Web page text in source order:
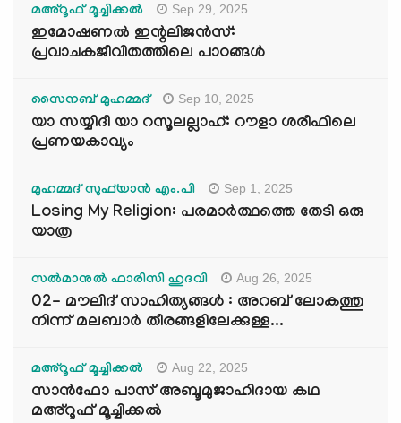
മഅ്റൂഫ് മൂച്ചിക്കല്‍ Sep 29, 2025
ഇമോഷണൽ ഇന്റലിജൻസ്:
പ്രവാചകജീവിതത്തിലെ പാഠങ്ങൾ
സൈനബ് മുഹമ്മദ് Sep 10, 2025
യാ സയ്യിദീ യാ റസൂലല്ലാഹ്: റൗളാ ശരീഫിലെ
പ്രണയകാവ്യം
മുഹമ്മദ് സുഫ്‌യാൻ എം.പി Sep 1, 2025
Losing My Religion: പരമാർത്ഥത്തെ തേടി ഒരു
യാത്ര
സൽമാനുൽ ഫാരിസി ഹുദവി Aug 26, 2025
02- മൗലിദ് സാഹിത്യങ്ങൾ : അറബ് ലോകത്തു
നിന്ന് മലബാർ തീരങ്ങളിലേക്കുള്ള...
മഅ്റൂഫ് മൂച്ചിക്കല്‍ Aug 22, 2025
സാൻഫോ പാസ് അബൂമുജാഹിദായ കഥ
മഅ്റൂഫ് മൂച്ചിക്കല്‍